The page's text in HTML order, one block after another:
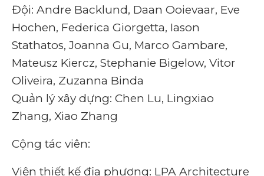
Đội: Andre Backlund, Daan Ooievaar, Eve
Hochen, Federica Giorgetta, Iason
Stathatos, Joanna Gu, Marco Gambare,
Mateusz Kiercz, Stephanie Bigelow, Vitor
Oliveira, Zuzanna Binda
Quản lý xây dựng: Chen Lu, Lingxiao
Zhang, Xiao Zhang
Cộng tác viên:
Viện thiết kế địa phương: LPA Architecture